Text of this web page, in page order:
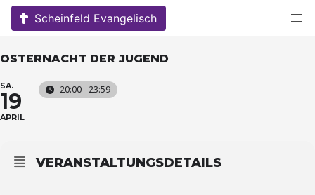
Skip
Scheinfeld Evangelisch
OSTERNACHT DER JUGEND
SA.
19
APRIL
20:00 - 23:59
VERANSTALTUNGSDETAILS